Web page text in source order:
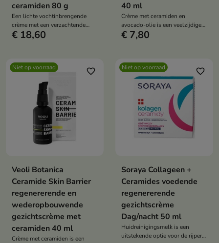
ceramiden 80 g
Een lichte vochtinbrengende
crème met een verzachtende
werking, perfect voor de
€ 18,60
40 ml
Crème met ceramiden en
avocado-olie is een veelzijdige
oplossing voor de huid met
€ 7,80
Niet op voorraad favorite_border
Veoli Botanica
Ceramide Skin Barrier
regenererende en
wederopbouwende
gezichtscrème met
ceramiden 40 ml
Crème met ceramiden is een
Niet op voorraad favorite_border
Soraya Collageen +
Ceramides voedende
regenererende
gezichtscrème
Dag/nacht 50 ml
Huidreinigingsmelk is een
uitstekende optie voor de rijpere